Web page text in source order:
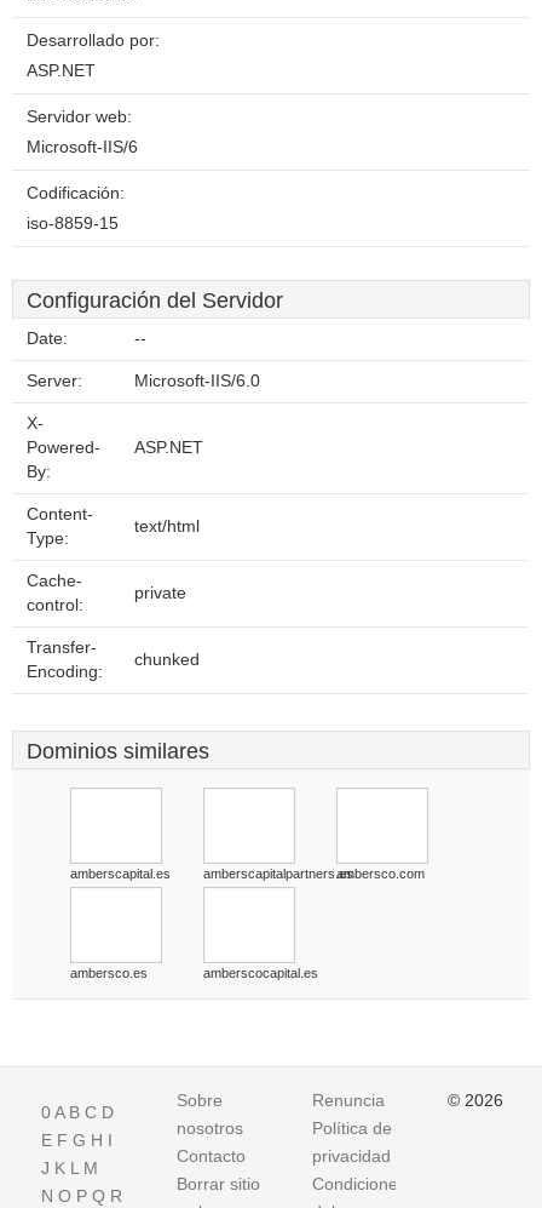
Desarrollado por:
ASP.NET
Servidor web:
Microsoft-IIS/6
Codificación:
iso-8859-15
Configuración del Servidor
Date: --
Server: Microsoft-IIS/6.0
X-
Powered-
By:
ASP.NET
Content-
Type:
text/html
Cache-
control:
private
Transfer-
Encoding:
chunked
Dominios similares
amberscapital.es amberscapitalpartners.esambersco.com
ambersco.es amberscocapital.es
0A B C D
E F G H I
J K L M
N O P Q R
Sobre
nosotros
Contacto
Borrar sitio
Renuncia
Política de
privacidad
Condiciones
© 2026